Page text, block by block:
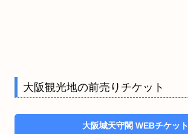
大阪観光地の前売りチケット
大阪城天守閣 WEBチケット